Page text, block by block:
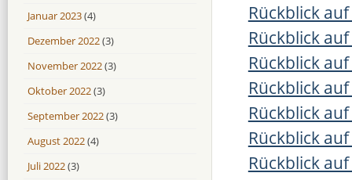
Rückblick
Rückblick
Rückblick
Rückblick
Rückblick
Rückblick
Rückblick
Januar 2023(4)
Dezember 2022(3)
November 2022(3)
Oktober 2022(3)
September 2022(3)
August 2022(4)
Juli 2022(3)